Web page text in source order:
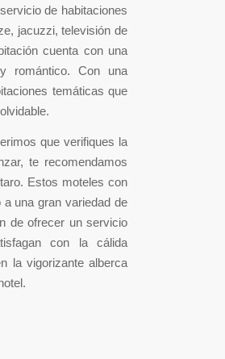
de habitaciones
jacuzzi, televisión de
cuenta con una
romántico. Con una
temáticas que
que verifiques la
te recomendamos
Estos moteles con
una gran variedad de
de ofrecer un servicio
con la cálida
la vigorizante alberca